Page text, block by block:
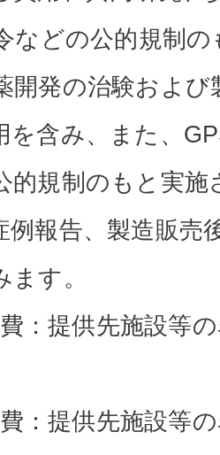
などの公的規制
開発の治験および
を含み、また、
的規制のもと実施
例報告、製造販売
す。
：提供先施設等
：提供先施設等